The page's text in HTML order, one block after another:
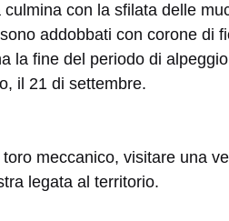
culmina con la sfilata delle
addobbati con corone di
la fine del periodo di
il 21 di settembre.
meccanico, visitare una
legata al territorio.